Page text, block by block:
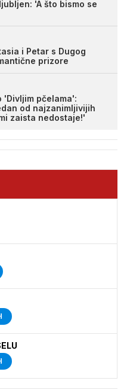
'A što bismo se
i Petar s Dugog
prizore
'Divljim pčelama':
od najzanimljivijih
zaista nedostaje!'